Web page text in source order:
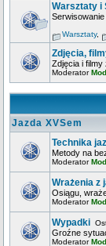
Warsztaty i
Warsztaty,
Zdjęcia,
Zdjęcia i filmy
Moderator
Jazda XVSem
Technika
Metody na
Moderator
Wrażenia z
Osiągu,
Moderator
Wypadki
Groźne
Moderator